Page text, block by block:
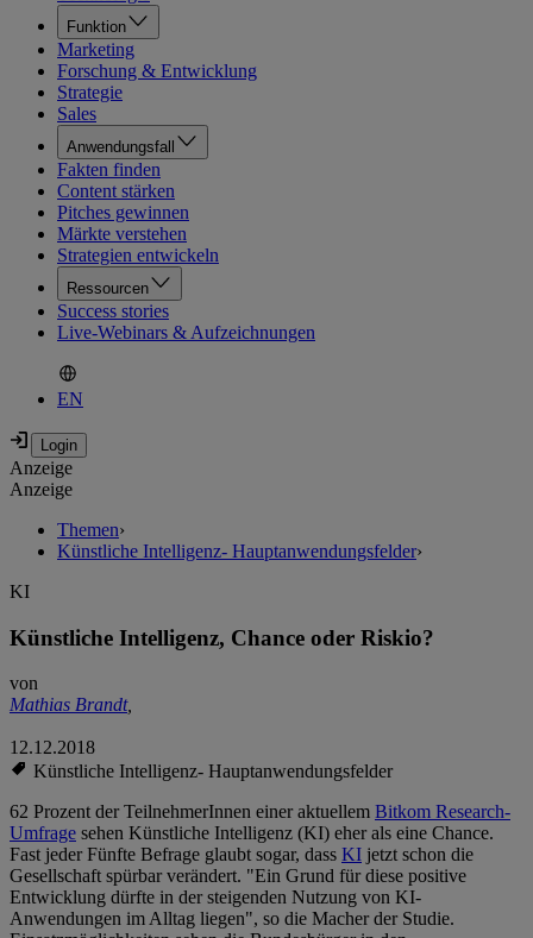
Funktion
Marketing
Forschung & Entwicklung
Strategie
Sales
Anwendungsfall
Fakten finden
Content stärken
Pitches gewinnen
Märkte verstehen
Strategien entwickeln
Ressourcen
Success stories
Live-Webinars & Aufzeichnungen
EN
Anzeige
Anzeige
Themen›
Künstliche Intelligenz- Hauptanwendungsfelder›
KI
Künstliche Intelligenz, Chance oder Riskio?
von
Mathias Brandt,
12.12.2018
Künstliche Intelligenz- Hauptanwendungsfelder
62 Prozent der TeilnehmerInnen einer aktuellem Bitkom Research-
Umfrage sehen Künstliche Intelligenz (KI) eher als eine Chance.
Fast jeder Fünfte Befrage glaubt sogar, dass KI jetzt schon die
Gesellschaft spürbar verändert. "Ein Grund für diese positive
Entwicklung dürfte in der steigenden Nutzung von KI-
Anwendungen im Alltag liegen", so die Macher der Studie.